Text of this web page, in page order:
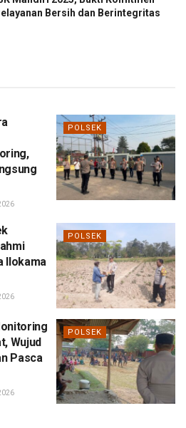
Bersih dan Berintegritas
POLSEK
POLSEK
Ilokama
POLSEK
Wujud
Pasca